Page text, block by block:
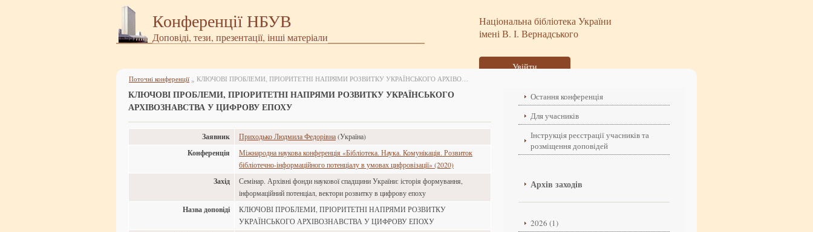
Конференції НБУВ
Доповіді, тези, презентації, інші матеріали
Національна бібліотека України
імені В. І. Вернадського
Увійти
Поточні конференції » КЛЮЧОВІ ПРОБЛЕМИ, ПРІОРИТЕТНІ НАПРЯМИ РОЗВИТКУ УКРАЇНСЬКОГО АРХІВОЗНАВСТВА У ЦИФРОВУ ЕПОХУ
КЛЮЧОВІ ПРОБЛЕМИ, ПРІОРИТЕТНІ НАПРЯМИ РОЗВИТКУ УКРАЇНСЬКОГО
АРХІВОЗНАВСТВА У ЦИФРОВУ ЕПОХУ
Заявник Приходько Людмила Федорівна (Україна)
Конференція
Міжнародна наукова конференція «Бібліотека. Наука. Комунікація. Розвиток
бібліотечно-інформаційного потенціалу в умовах цифровізації» (2020)
Захід
Семінар. Архівні фонди наукової спадщини України: історія формування,
інформаційний потенціал, вектори розвитку в цифрову епоху
Назва доповіді
КЛЮЧОВІ ПРОБЛЕМИ, ПРІОРИТЕТНІ НАПРЯМИ РОЗВИТКУ
УКРАЇНСЬКОГО АРХІВОЗНАВСТВА У ЦИФРОВУ ЕПОХУ
Остання конференція
Для учасників
Інструкція реєстрації учасників та
розміщення доповідей
Архів заходів
2026 (1)